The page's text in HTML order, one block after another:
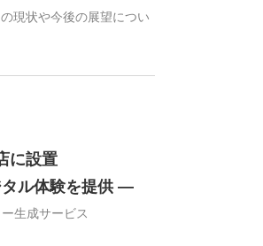
現状や今後の展望につい
に設置
ル体験を提供 ―
生成サービス